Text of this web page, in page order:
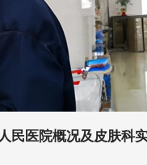
民医院概况及皮肤科